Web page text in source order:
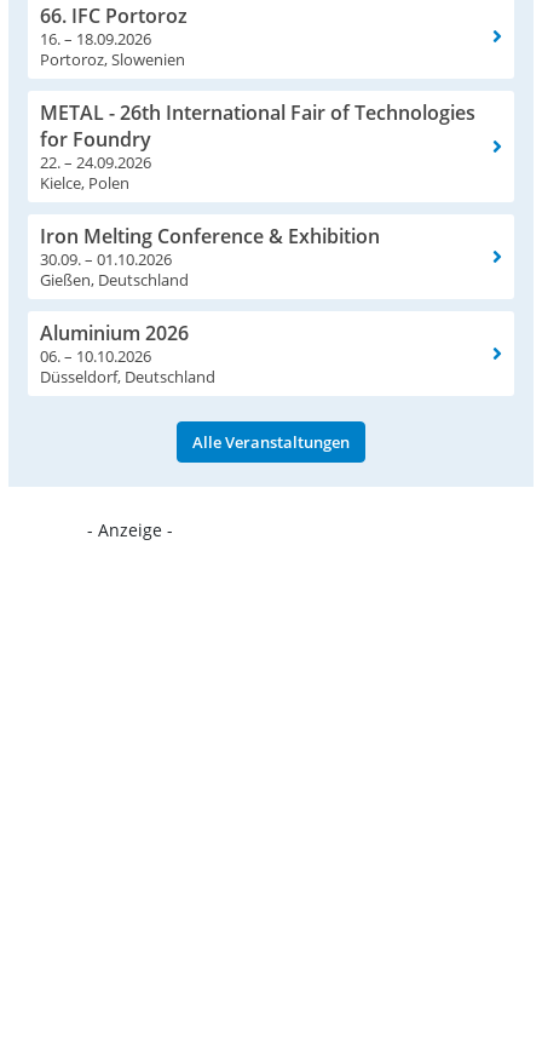
66. IFC Portoroz
16. – 18.09.2026
Portoroz, Slowenien
METAL - 26th International Fair of Technologies
for Foundry
22. – 24.09.2026
Kielce, Polen
Iron Melting Conference & Exhibition
30.09. – 01.10.2026
Gießen, Deutschland
Aluminium 2026
06. – 10.10.2026
Düsseldorf, Deutschland
Alle Veranstaltungen
- Anzeige -